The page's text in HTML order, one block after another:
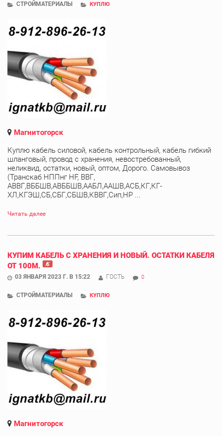
СТРОЙМАТЕРИАЛЫ КУПЛЮ
Магнитогорск
Куплю кабель силовой, кабель контрольный, кабель гибкий
шланговый, провод с хранения, невостребованный,
неликвид, остатки, новый, оптом, Дорого. Самовывоз
(Транскаб НППнг HF, ВВГ,
АВВГ,ВББШВ,АВББШВ,ААБЛ,ААШВ,АСБ,КГ,КГ-
ХЛ,КГЭШ,СБ,СБГ,СБШВ,КВВГ,Сип,НР ...
Читать далее
КУПИМ КАБЕЛЬ С ХРАНЕНИЯ И НОВЫЙ. ОСТАТКИ КАБЕЛЯ
ОТ 100М.
03 ЯНВАРЯ 2023 Г. В 15:22 ГОСТЬ 0
СТРОЙМАТЕРИАЛЫ КУПЛЮ
Магнитогорск